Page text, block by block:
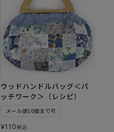
ウッドハンドルバッグ＜パ
ッチワーク＞（レシピ）
メール便10個まで可
¥110税込